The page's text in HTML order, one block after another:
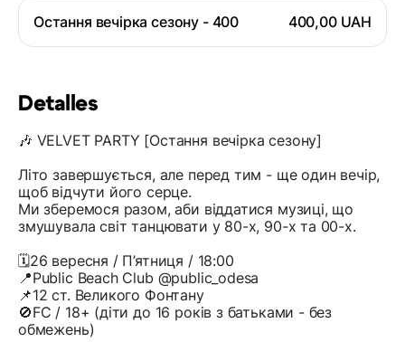
Остання вечірка сезону - 400 400,00 UAH
Detalles
🎶 VELVET PARTY [Остання вечірка сезону]
Літо завершується, але перед тим - ще один вечір,
щоб відчути його серце.
Ми зберемося разом, аби віддатися музиці, що
змушувала світ танцювати у 80-х, 90-х та 00-х.
🗓️26 вересня / П’ятниця / 18:00
📍Public Beach Club @public_odesa
📌12 ст. Великого Фонтану
🚫FC / 18+ (діти до 16 років з батьками - без
обмежень)